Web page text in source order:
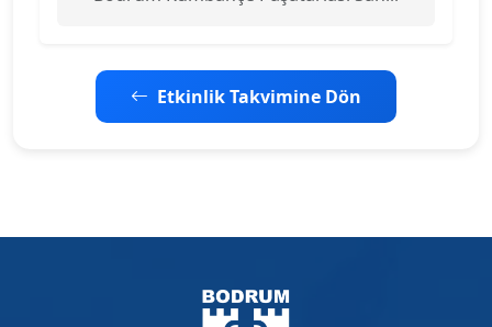
Etkinlik Takvimine Dön